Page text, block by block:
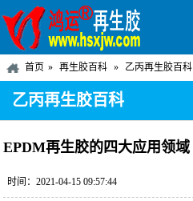
首页 再生胶百科 乙丙再生胶百科
乙丙再生胶百科
EPDM再生胶的四大应用领域
时间：2021-04-15 09:57:44